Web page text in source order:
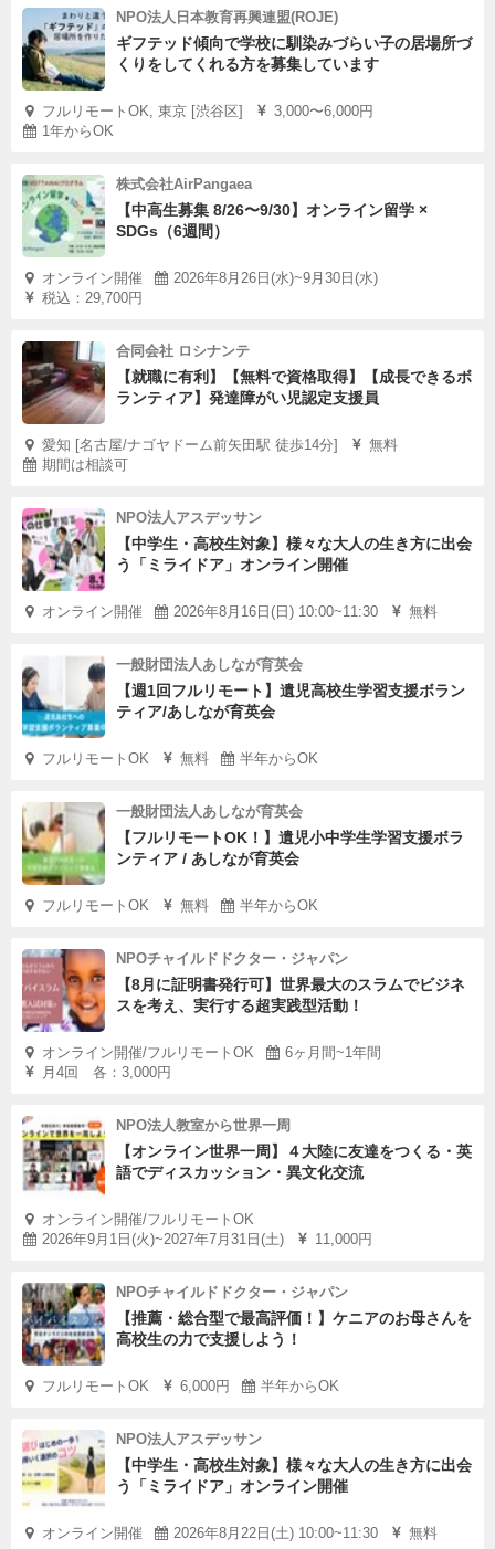
NPO法人日本教育再興連盟(ROJE)
ギフテッド傾向で学校に馴染みづらい子の居場所づ
くりをしてくれる方を募集しています
フルリモートOK, 東京 [渋谷区]
3,000〜6,000円
1年からOK
株式会社AirPangaea
【中高生募集 8/26〜9/30】オンライン留学 ×
SDGs（6週間）
オンライン開催
2026年8月26日(水)~9月30日(水)
税込：29,700円
合同会社 ロシナンテ
【就職に有利】【無料で資格取得】【成長できるボ
ランティア】発達障がい児認定支援員
愛知 [名古屋/ナゴヤドーム前矢田駅 徒歩14分]
無料
期間は相談可
NPO法人アスデッサン
【中学生・高校生対象】様々な大人の生き方に出会
う「ミライドア」オンライン開催
オンライン開催 2026年8月16日(日) 10:00~11:30 無料
一般財団法人あしなが育英会
【週1回フルリモート】遺児高校生学習支援ボラン
ティア/あしなが育英会
フルリモートOK 無料 半年からOK
一般財団法人あしなが育英会
【フルリモートOK！】遺児小中学生学習支援ボラ
ンティア / あしなが育英会
フルリモートOK 無料 半年からOK
NPOチャイルドドクター・ジャパン
【8月に証明書発行可】世界最大のスラムでビジネ
スを考え、実行する超実践型活動！
オンライン開催/フルリモートOK
6ヶ月間~1年間
月4回 各：3,000円
NPO法人教室から世界一周
【オンライン世界一周】４大陸に友達をつくる・英
語でディスカッション・異文化交流
オンライン開催/フルリモートOK
2026年9月1日(火)~2027年7月31日(土)
11,000円
NPOチャイルドドクター・ジャパン
【推薦・総合型で最高評価！】ケニアのお母さんを
高校生の力で支援しよう！
フルリモートOK 6,000円 半年からOK
NPO法人アスデッサン
【中学生・高校生対象】様々な大人の生き方に出会
う「ミライドア」オンライン開催
オンライン開催 2026年8月22日(土) 10:00~11:30 無料